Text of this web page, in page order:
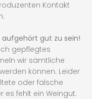
Kontakt
gut zu sein!
gepflegtes
wir sämtliche
können. Leider
oder falsche
es fehlt ein Weingut.